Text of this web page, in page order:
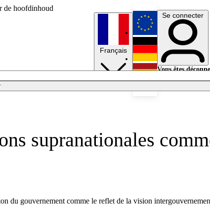
de hoofdinhoud
Français
English
Deutsch
Se connecter
Vous êtes
supranationales
du gouvernement comme le reflet de la vision